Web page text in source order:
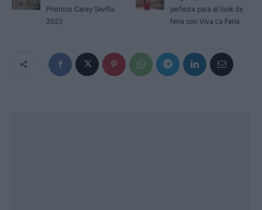
Premios Carey Sevilla
2023
perfecta para el look de
feria con Viva La Feria